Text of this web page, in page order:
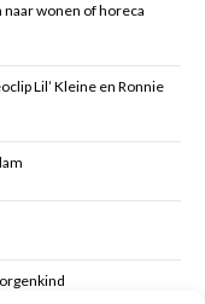
wonen of horeca
Lil’ Kleine en Ronnie